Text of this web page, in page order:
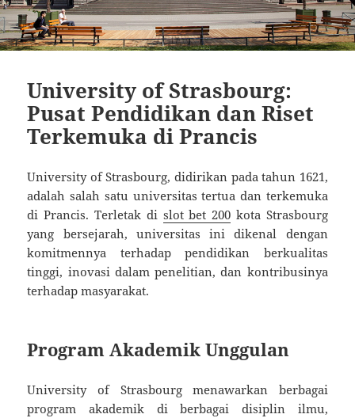
University of Strasbourg:
Pusat Pendidikan dan Riset
Terkemuka di Prancis
University of Strasbourg, didirikan pada tahun 1621,
adalah salah satu universitas tertua dan terkemuka
di Prancis. Terletak di slot bet 200 kota Strasbourg
yang bersejarah, universitas ini dikenal dengan
komitmennya terhadap pendidikan berkualitas
tinggi, inovasi dalam penelitian, dan kontribusinya
terhadap masyarakat.
Program Akademik Unggulan
University of Strasbourg menawarkan berbagai
program akademik di berbagai disiplin ilmu,